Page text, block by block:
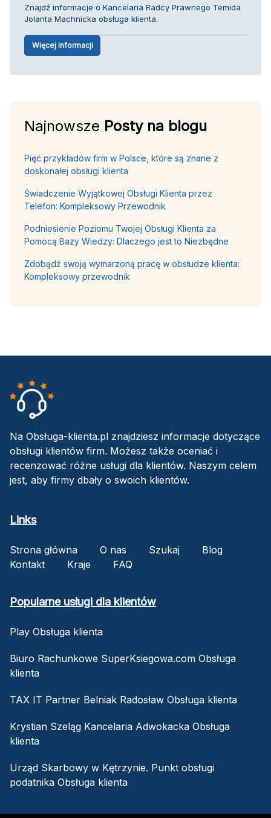
Znajdź informacje o Kancelaria Radcy Prawnego Temida
Jolanta Machnicka obsługa klienta.
Więcej informacji
Najnowsze Posty na blogu
Pięć przykładów firm w Polsce, które są znane z
doskonałej obsługi klienta
Świadczenie Wyjątkowej Obsługi Klienta przez
Telefon: Kompleksowy Przewodnik
Podniesienie Poziomu Twojej Obsługi Klienta za
Pomocą Bazy Wiedzy: Dlaczego jest to Niezbędne
Zdobądź swoją wymarzoną pracę w obsłudze klienta:
Kompleksowy przewodnik
Na Obsługa-klienta.pl znajdziesz informacje dotyczące
obsługi klientów firm. Możesz także oceniać i
recenzować różne usługi dla klientów. Naszym celem
jest, aby firmy dbały o swoich klientów.
Links
Strona główna O nas Szukaj
Blog
Kontakt
Kraje FAQ
Popularne usługi dla klientów
Play Obsługa klienta
Biuro Rachunkowe SuperKsiegowa.com Obsługa
klienta
TAX IT Partner Belniak Radosław Obsługa klienta
Krystian Szeląg Kancelaria Adwokacka Obsługa
klienta
Urząd Skarbowy w Kętrzynie. Punkt obsługi
podatnika Obsługa klienta